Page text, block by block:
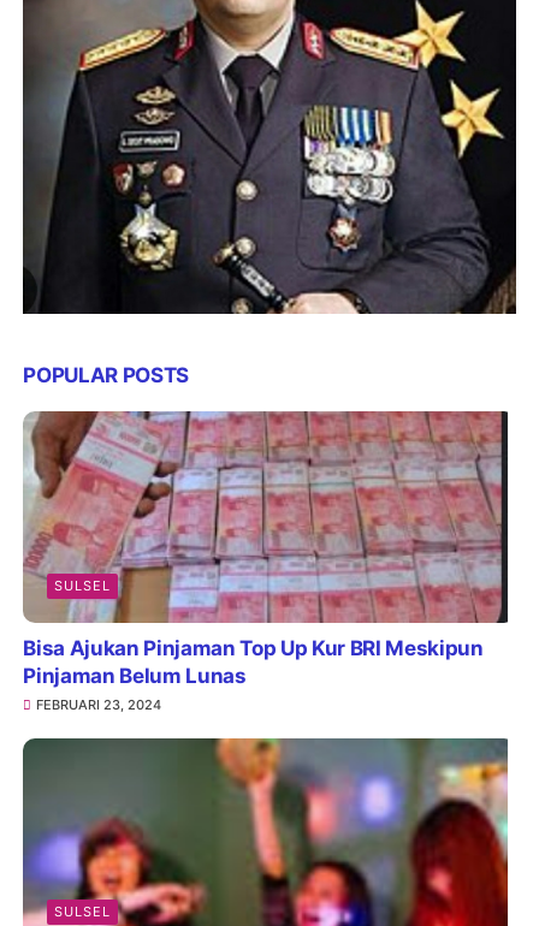
POPULAR POSTS
SULSEL
Bisa Ajukan Pinjaman Top Up Kur BRI Meskipun
Pinjaman Belum Lunas
FEBRUARI 23, 2024
SULSEL